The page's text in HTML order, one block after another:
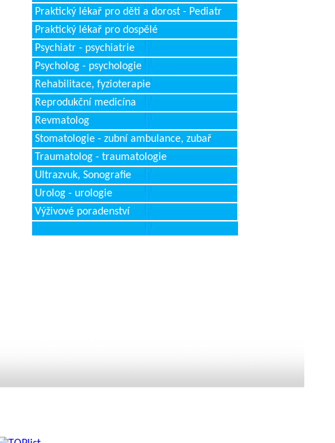
Praktický lékař pro děti a dorost - Pediatr
Praktický lékař pro dospělé
Psychiatr - psychiatrie
Psycholog - psychologie
Rehabilitace, fyzioterapie
Reprodukční medicína
Revmatolog
Stomatologie - zubní ambulance, zubař
Traumatolog - traumatologie
Ultrazvuk, Sonografie
Urolog - urologie
Výživové poradenství